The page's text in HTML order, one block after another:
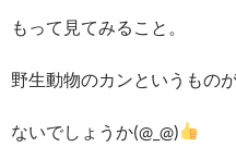
もって見てみること。
野生動物のカンというもの
ないでしょうか(@_@)